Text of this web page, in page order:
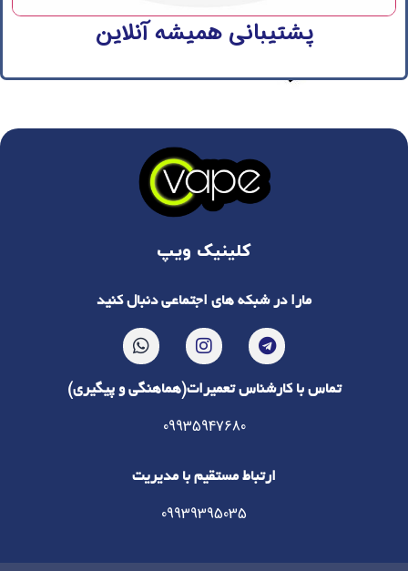
پشتیبانی همیشه آنلاین
کلینیک ویپ
مارا در شبکه های اجتماعی دنبال کنید
تماس با کارشناس تعمیرات(هماهنگی و پیگیری)
09935947680
ارتباط مستقیم با مدیریت
09939395035